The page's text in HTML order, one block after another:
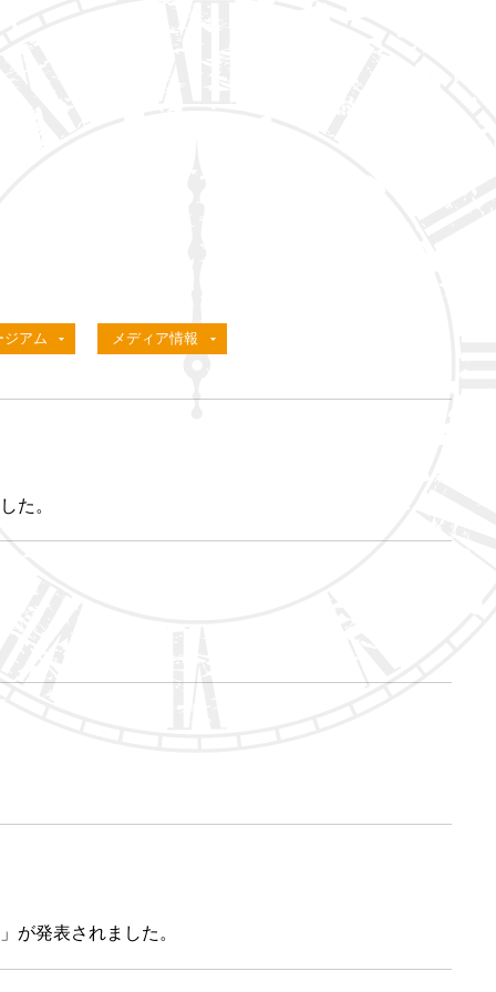
ジアム メディア情報
た。
が発表されました。